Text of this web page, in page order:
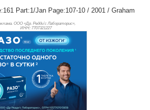
Part:1/Jan Page:107-10 / 2001 / Graham
ООО «Др. Редди’с Лабораторис»,
ИНН: 7707321227